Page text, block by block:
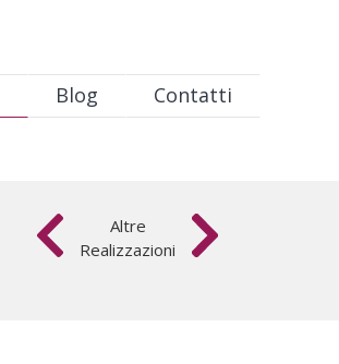
Blog Contatti
Altre
Realizzazioni